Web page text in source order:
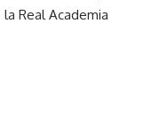
Real Academia